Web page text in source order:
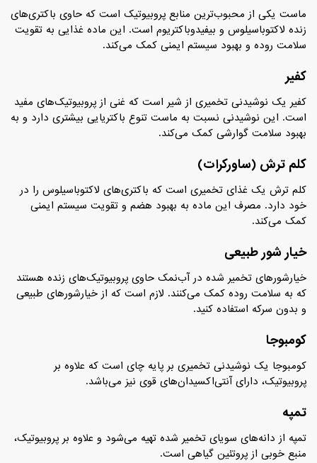
ماست یکی از محبوب‌ترین منابع پروبیوتیک است که حاوی باکتری‌های
زنده لاکتوباسیلوس و بیفیدوباکتریوم است. این ماده غذایی به تقویت
سلامت روده و بهبود سیستم ایمنی کمک می‌کند.
کفیر
کفیر یک نوشیدنی تخمیری از شیر است که غنی از پروبیوتیک‌های مفید
است. این نوشیدنی نسبت به ماست تنوع باکتریایی بیشتری دارد و به
بهبود سلامت گوارشی کمک می‌کند.
کلم ترش (ساورکرات)
کلم ترش یک غذای تخمیری است که باکتری‌های لاکتوباسیلوس را در
خود دارد. مصرف این ماده به بهبود هضم و تقویت سیستم ایمنی
کمک می‌کند.
خیار شور طبیعی
خیارشورهای تخمیر شده در آب‌نمک حاوی پروبیوتیک‌های زنده هستند
که به سلامت روده کمک می‌کنند. لازم است که از خیارشورهای طبیعی
و بدون سرکه استفاده کنید.
کومبوجا
کومبوجا یک نوشیدنی تخمیری بر پایه چای است که علاوه بر
پروبیوتیک، دارای آنتی‌اکسیدان‌های قوی نیز می‌باشد.
تمپه
تمپه از دانه‌های سویای تخمیر شده تهیه می‌شود و علاوه بر پروبیوتیک،
منبع خوبی از پروتئین گیاهی است.